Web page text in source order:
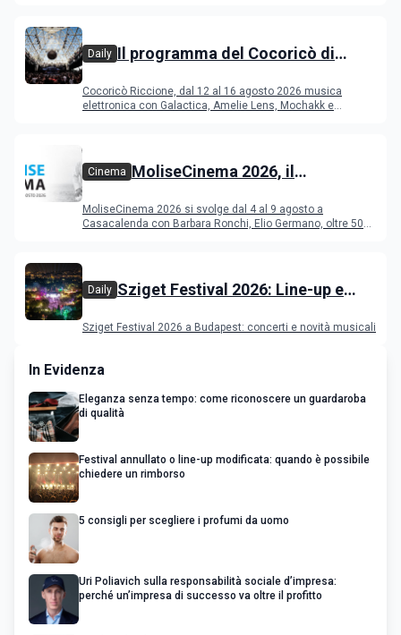
Daily Il programma del Cocoricò di
Cocoricò Riccione, dal 12 al 16 agosto 2026 musica
elettronica con Galactica, Amelie Lens, Mochakk e
Cinema MoliseCinema 2026, il
MoliseCinema 2026 si svolge dal 4 al 9 agosto a
Casacalenda con Barbara Ronchi, Elio Germano, oltre 50
Daily Sziget Festival 2026: Line-up e
Sziget Festival 2026 a Budapest: concerti e novità musicali
In Evidenza
Eleganza senza tempo: come riconoscere un guardaroba
di qualità
Festival annullato o line-up modificata: quando è possibile
chiedere un rimborso
5 consigli per scegliere i profumi da uomo
Uri Poliavich sulla responsabilità sociale d’impresa:
perché un’impresa di successo va oltre il profitto